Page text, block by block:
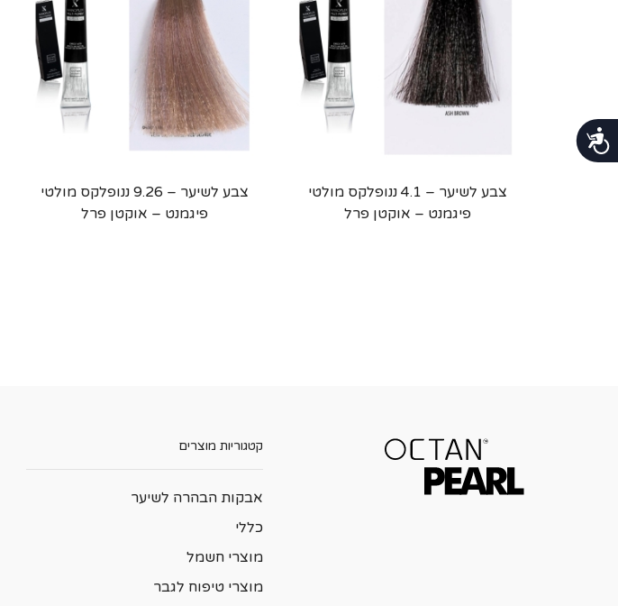
נגישות
צבע לשיער – 4.1 ננופלקס מולטי
פיגמנט – אוקטן פרל
צבע לשיער – 9.26 ננופלקס מולטי
פיגמנט – אוקטן פרל
קטגוריות מוצרים
אבקות הבהרה לשיער
כללי
מוצרי חשמל
מוצרי טיפוח לגבר